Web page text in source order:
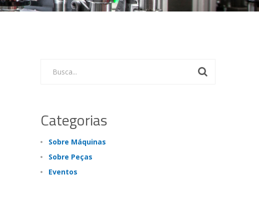
Busca...
Categorias
Sobre Máquinas
Sobre Peças
Eventos